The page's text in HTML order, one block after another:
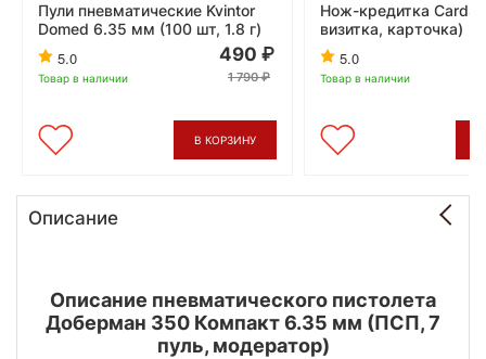
Пули пневматические Kvintor
Domed 6.35 мм (100 шт, 1.8 г)
5.0
Товар в наличии
490
1 790
В КОРЗИНУ
Нож-кредитка
визитка, карточка)
5.0
Товар в наличии
Описание
Описание пневматического пистолета
Доберман 350 Компакт 6.35 мм (ПСП, 7
пуль, модератор)